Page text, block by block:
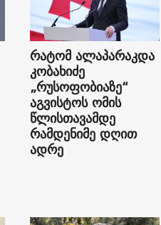
რატომ ალაპარაკდა
კობახიძე
„რუსოფობიაზე“
აგვისტოს ომის
წლისთავამდე
რამდენიმე დღით
ადრე